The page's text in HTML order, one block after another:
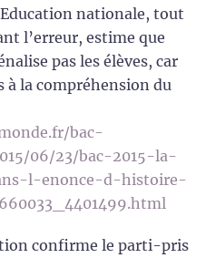
nationale, tout
l’erreur, estime que
pas les élèves, car
à la compréhension du
bac-
06/23/bac-2015-la-
l-enonce-d-histoire-
confirme le parti-pris